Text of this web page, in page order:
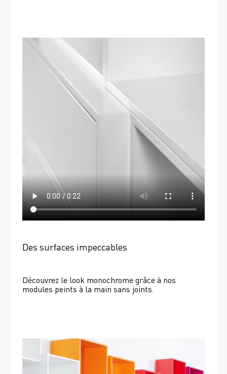
Des surfaces impeccables
Découvrez le look monochrome grâce à nos
modules peints à la main sans joints.